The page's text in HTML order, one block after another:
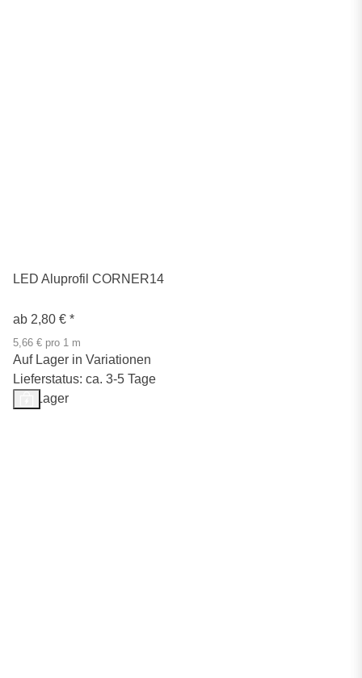
LED Aluprofil CORNER14
ab 2,80 € *
5,66 € pro 1 m
Auf Lager in Variationen
Lieferstatus: ca. 3-5 Tage
Auf Lager